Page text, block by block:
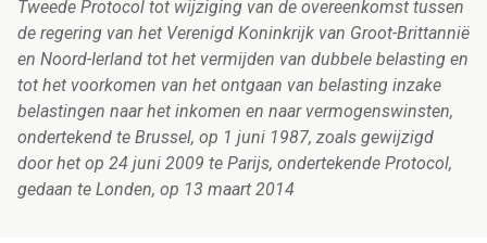
Tweede Protocol tot wijziging van de overeenkomst tussen
de regering van het Verenigd Koninkrijk van Groot-Brittannië
en Noord-Ierland tot het vermijden van dubbele belasting en
tot het voorkomen van het ontgaan van belasting inzake
belastingen naar het inkomen en naar vermogenswinsten,
ondertekend te Brussel, op 1 juni 1987, zoals gewijzigd
door het op 24 juni 2009 te Parijs, ondertekende Protocol,
gedaan te Londen, op 13 maart 2014